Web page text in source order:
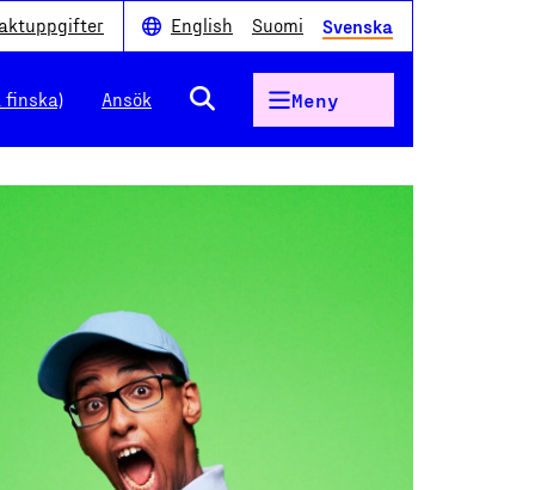
English Suomi Svenska
finska) Ansök Meny